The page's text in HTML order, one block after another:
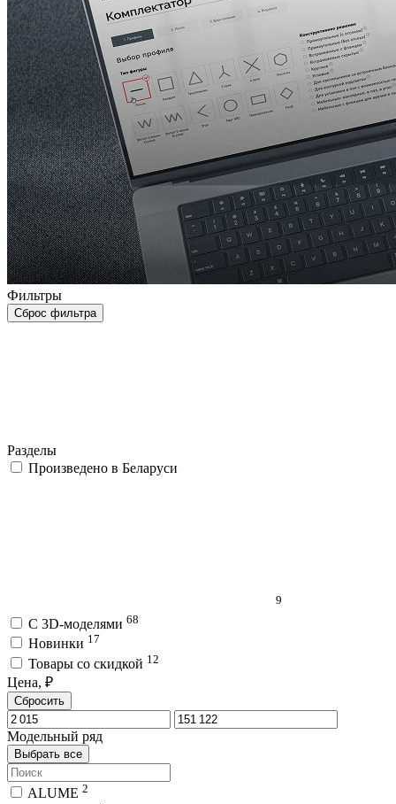
Фильтры
Сброс фильтра
Разделы
Произведено в Беларуси
9
C 3D-моделями 68
Новинки 17
Товары со скидкой 12
Цена, ₽
Сбросить
Модельный ряд
Выбрать все
ALUME 2